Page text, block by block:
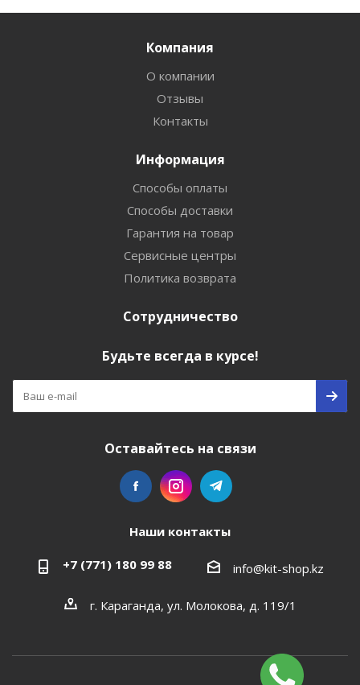
Компания
О компании
Отзывы
Контакты
Информация
Способы оплаты
Способы доставки
Гарантия на товар
Сервисные центры
Политика возврата
Сотрудничество
Будьте всегда в курсе!
Оставайтесь на связи
Наши контакты
+7 (771) 180 99 88 info@kit-shop.kz
г. Караганда, ул. Молокова, д. 119/1